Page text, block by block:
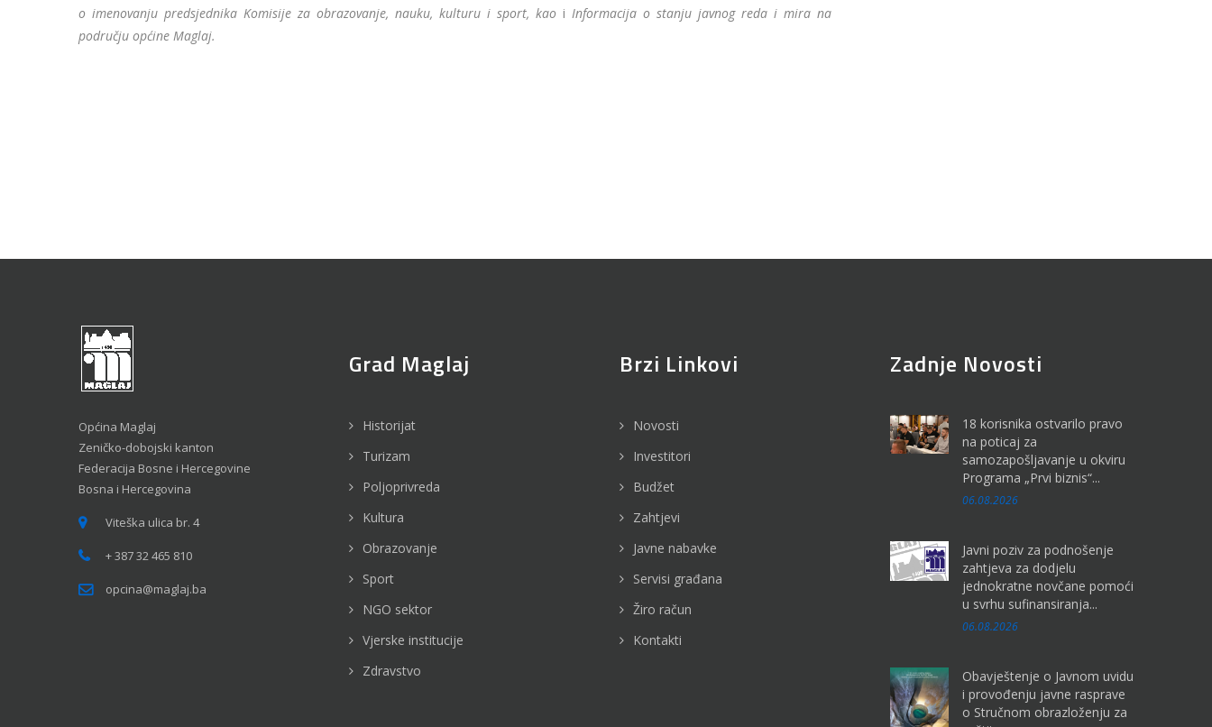
o imenovanju predsjednika Komisije za obrazovanje, nauku, kulturu i sport, kao i Informacija o stanju javnog reda i mira na
području općine Maglaj.
Općina Maglaj
Zeničko-dobojski kanton
Federacija Bosne i Hercegovine
Bosna i Hercegovina
Viteška ulica br. 4
+ 387 32 465 810
opcina@maglaj.ba
Grad Maglaj
Historijat
Turizam
Poljoprivreda
Kultura
Obrazovanje
Sport
NGO sektor
Vjerske institucije
Zdravstvo
Brzi Linkovi
Novosti
Investitori
Budžet
Zahtjevi
Javne nabavke
Servisi građana
Žiro račun
Kontakti
Zadnje Novosti
18 korisnika ostvarilo pravo
na poticaj za
samozapošljavanje u okviru
Programa „Prvi biznis“...
06.08.2026
Javni poziv za podnošenje
zahtjeva za dodjelu
jednokratne novčane pomoći
u svrhu sufinansiranja...
06.08.2026
Obavještenje o Javnom uvidu
i provođenju javne rasprave
o Stručnom obrazloženju za